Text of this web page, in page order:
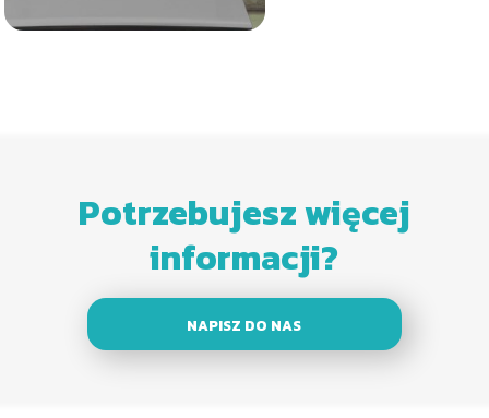
Potrzebujesz więcej
informacji?
NAPISZ DO NAS